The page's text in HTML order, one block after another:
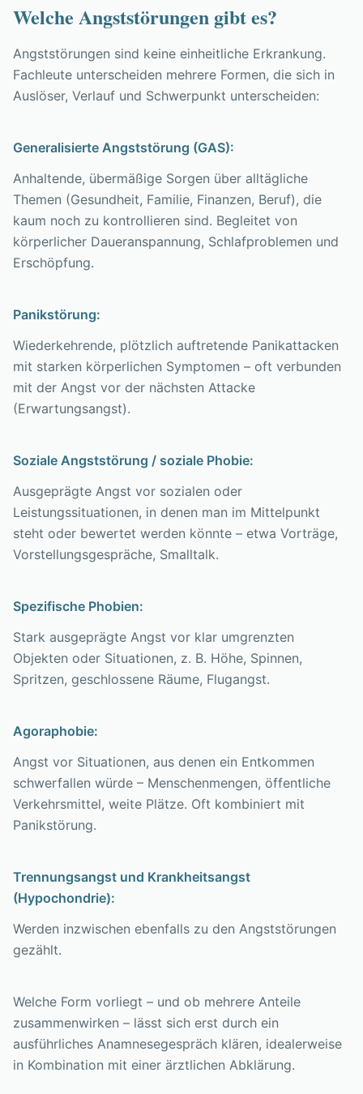
Welche Angststörungen gibt es?
Angststörungen sind keine einheitliche Erkrankung.
Fachleute unterscheiden mehrere Formen, die sich in
Auslöser, Verlauf und Schwerpunkt unterscheiden:
Generalisierte Angststörung (GAS):
Anhaltende, übermäßige Sorgen über alltägliche
Themen (Gesundheit, Familie, Finanzen, Beruf), die
kaum noch zu kontrollieren sind. Begleitet von
körperlicher Daueranspannung, Schlafproblemen und
Erschöpfung.
Panikstörung:
Wiederkehrende, plötzlich auftretende Panikattacken
mit starken körperlichen Symptomen – oft verbunden
mit der Angst vor der nächsten Attacke
(Erwartungsangst).
Soziale Angststörung / soziale Phobie:
Ausgeprägte Angst vor sozialen oder
Leistungssituationen, in denen man im Mittelpunkt
steht oder bewertet werden könnte – etwa Vorträge,
Vorstellungsgespräche, Smalltalk.
Spezifische Phobien:
Stark ausgeprägte Angst vor klar umgrenzten
Objekten oder Situationen, z. B. Höhe, Spinnen,
Spritzen, geschlossene Räume, Flugangst.
Agoraphobie:
Angst vor Situationen, aus denen ein Entkommen
schwerfallen würde – Menschenmengen, öffentliche
Verkehrsmittel, weite Plätze. Oft kombiniert mit
Panikstörung.
Trennungsangst und Krankheitsangst
(Hypochondrie):
Werden inzwischen ebenfalls zu den Angststörungen
gezählt.
Welche Form vorliegt – und ob mehrere Anteile
zusammenwirken – lässt sich erst durch ein
ausführliches Anamnesegespräch klären, idealerweise
in Kombination mit einer ärztlichen Abklärung.